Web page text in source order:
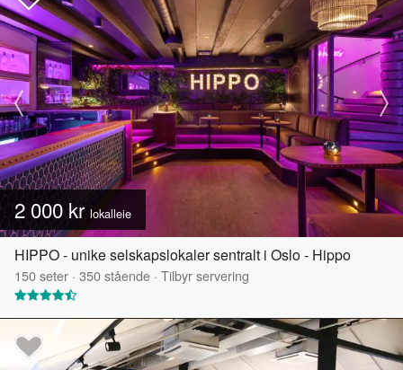
2 000 kr lokalleie
HIPPO - unike selskapslokaler sentralt i Oslo - Hippo
150seter · 350stående · Tilbyr servering